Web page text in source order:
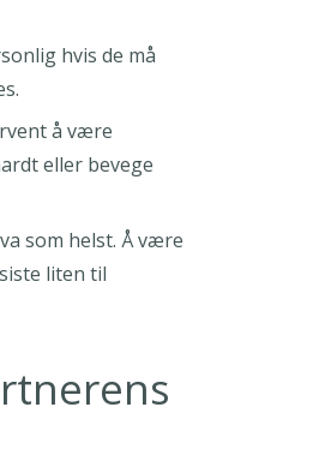
hvis de må
å være
eller bevege
som helst. Å være
liten til